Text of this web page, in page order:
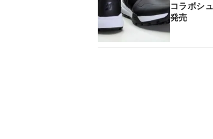
コラボシ
発売